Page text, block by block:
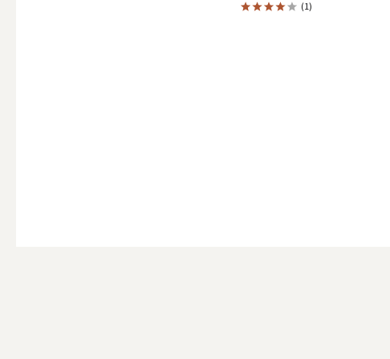
ALL
(1)